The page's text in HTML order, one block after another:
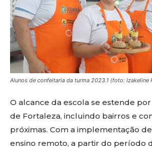
Alunos de confeitaria da turma 2023.1 (foto: Izakeline
O alcance da escola se estende
de Fortaleza, incluindo bairros e
próximas. Com a implementação
ensino remoto, a partir do período